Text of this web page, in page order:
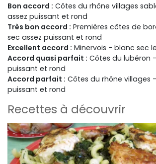
Bon accord : Côtes du rhône villages
assez puissant et rond
Très bon accord : Premières côtes de
sec assez puissant et rond
Excellent accord : Minervois - blanc sec
Accord quasi parfait : Côtes du lubéron
puissant et rond
Accord parfait : Côtes du rhône villages
puissant et rond
Recettes à découvrir